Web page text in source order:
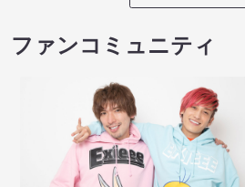
ファンコミュニティ